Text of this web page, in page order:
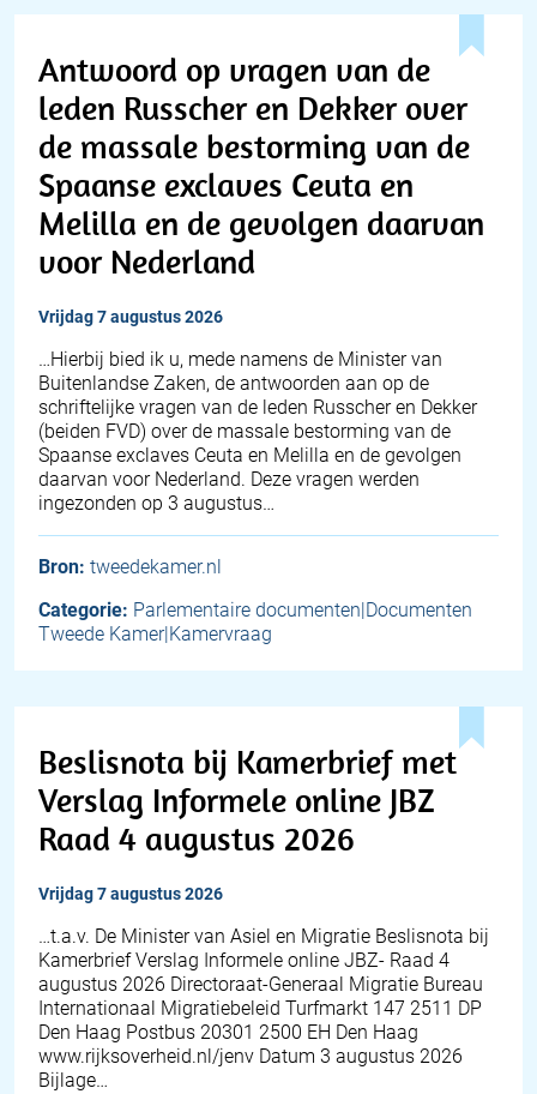
Antwoord op vragen van de
leden Russcher en Dekker over
de massale bestorming van de
Spaanse exclaves Ceuta en
Melilla en de gevolgen daarvan
voor Nederland
vrijdag 7 augustus 2026
… Hierbij bied ik u, mede namens de Minister van
Buitenlandse Zaken, de antwoorden aan op de
schriftelijke vragen van de leden Russcher en Dekker
(beiden FVD) over de massale bestorming van de
Spaanse exclaves Ceuta en Melilla en de gevolgen
daarvan voor Nederland. Deze vragen werden
ingezonden op 3 augustus…
Bron: tweedekamer.nl
Categorie: Parlementaire documenten|Documenten
Tweede Kamer|Kamervraag
Beslisnota bij Kamerbrief met
Verslag Informele online JBZ
Raad 4 augustus 2026
vrijdag 7 augustus 2026
…t.a.v. De Minister van Asiel en Migratie Beslisnota bij
Kamerbrief Verslag Informele online JBZ- Raad 4
augustus 2026 Directoraat-Generaal Migratie Bureau
Internationaal Migratiebeleid Turfmarkt 147 2511 DP
Den Haag Postbus 20301 2500 EH Den Haag
www.rijksoverheid.nl/jenv Datum 3 augustus 2026
Bijlage…